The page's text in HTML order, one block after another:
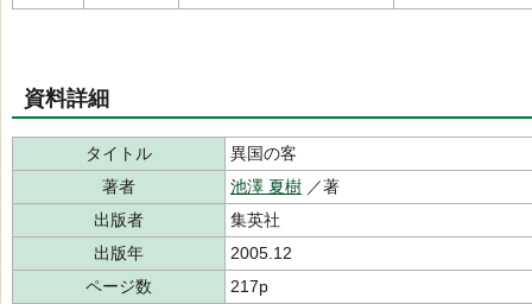
資料詳細
タイトル
異国の客
著者
池澤 夏樹 ／著
出版者
集英社
出版年
2005.12
ページ数
217p